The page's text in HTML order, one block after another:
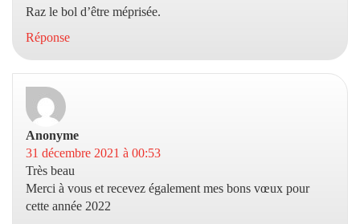
Raz le bol d’être méprisée.
Réponse
Anonyme
31 décembre 2021 à 00:53
Très beau
Merci à vous et recevez également mes bons vœux pour
cette année 2022